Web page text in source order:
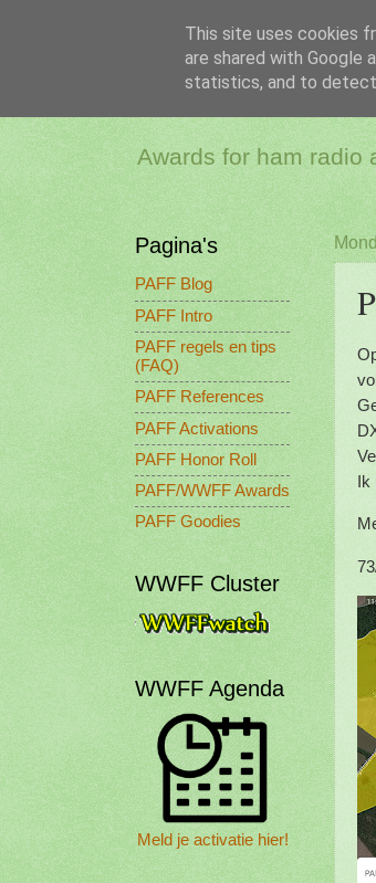
PAFF -
Awards for ham radio
Ik
Pagina's
PAFF Blog
PAFF Intro
PAFF regels en tips
(FAQ)
PAFF References
PAFF Activations
PAFF Honor Roll
PAFF/WWFF Awards
PAFF Goodies
WWFF Cluster
WWFF Agenda
Meld je activatie hier!
This site uses cookies
are shared with Google
statistics, and to detect